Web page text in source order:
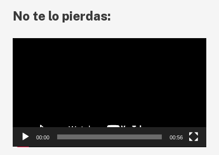
No te lo pierdas:
d
u
00:00 00:56